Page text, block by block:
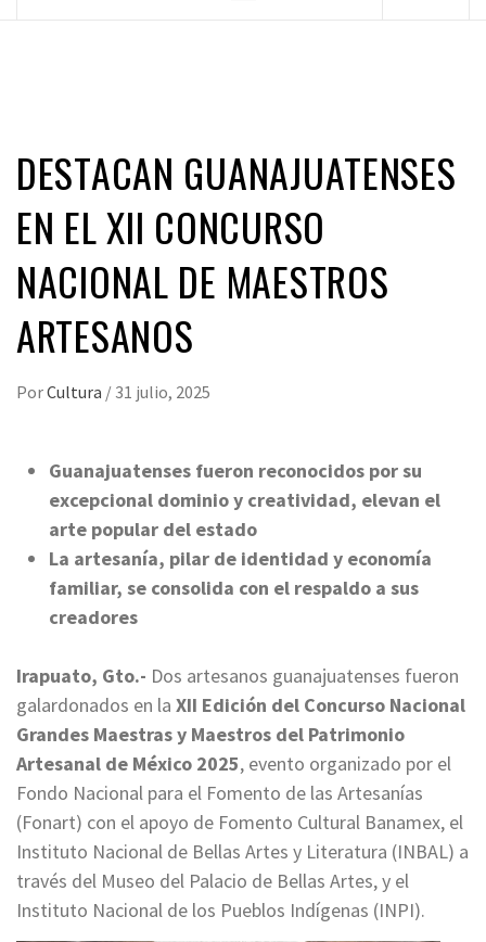
DESTACAN GUANAJUATENSES
EN EL XII CONCURSO
NACIONAL DE MAESTROS
ARTESANOS
PorCultura / 31 julio, 2025
Guanajuatenses fueron reconocidos por su
excepcional dominio y creatividad, elevan el
arte popular del estado
La artesanía, pilar de identidad y economía
familiar, se consolida con el respaldo a sus
creadores
Irapuato, Gto.- Dos artesanos guanajuatenses fueron
galardonados en la XII Edición del Concurso Nacional
Grandes Maestras y Maestros del Patrimonio
Artesanal de México 2025, evento organizado por el
Fondo Nacional para el Fomento de las Artesanías
(Fonart) con el apoyo de Fomento Cultural Banamex, el
Instituto Nacional de Bellas Artes y Literatura (INBAL) a
través del Museo del Palacio de Bellas Artes, y el
Instituto Nacional de los Pueblos Indígenas (INPI).